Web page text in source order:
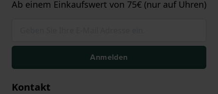
Ab einem Einkaufswert von 75€ (nur auf Uhren)
Anmelden
Kontakt